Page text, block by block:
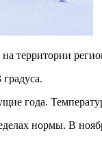
на территории
года.
нормы. В